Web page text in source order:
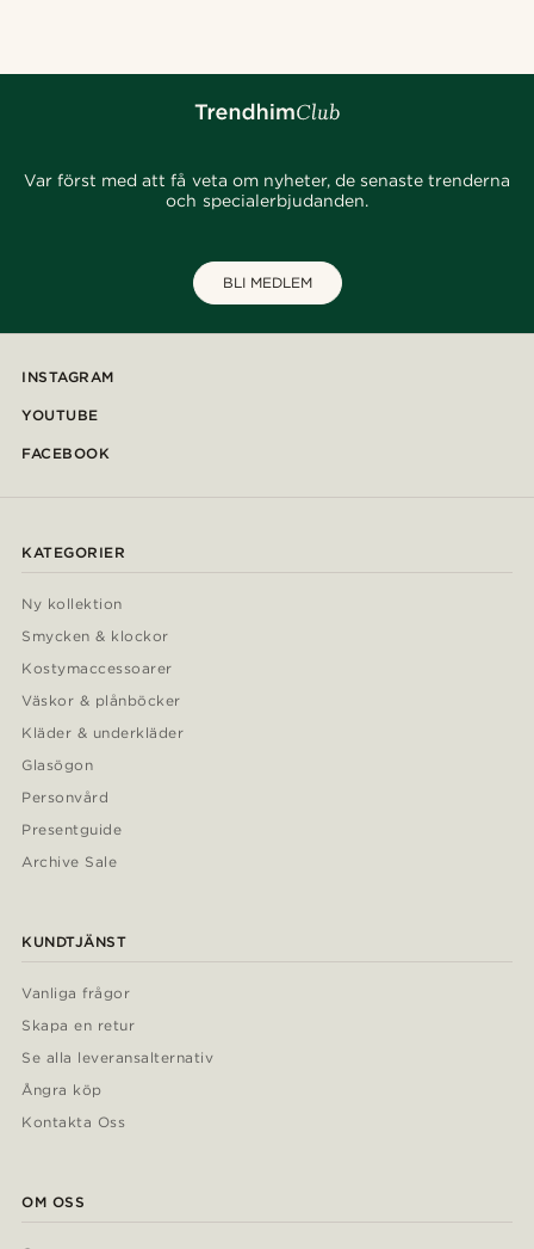
Var först med att få veta om nyheter, de senaste trenderna
och specialerbjudanden.
BLI MEDLEM
INSTAGRAM
YOUTUBE
FACEBOOK
KATEGORIER
Ny kollektion
Smycken & klockor
Kostymaccessoarer
Väskor & plånböcker
Kläder & underkläder
Glasögon
Personvård
Presentguide
Archive Sale
KUNDTJÄNST
Vanliga frågor
Skapa en retur
Se alla leveransalternativ
Ångra köp
Kontakta Oss
OM OSS